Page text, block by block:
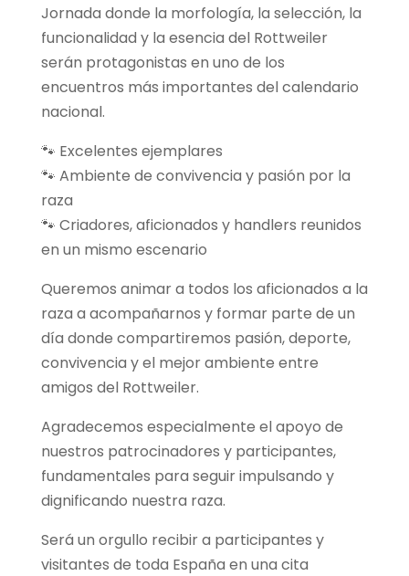
Jornada donde la morfología, la selección, la
funcionalidad y la esencia del Rottweiler
serán protagonistas en uno de los
encuentros más importantes del calendario
nacional.
🐾 Excelentes ejemplares
🐾 Ambiente de convivencia y pasión por la
raza
🐾 Criadores, aficionados y handlers reunidos
en un mismo escenario
Queremos animar a todos los aficionados a la
raza a acompañarnos y formar parte de un
día donde compartiremos pasión, deporte,
convivencia y el mejor ambiente entre
amigos del Rottweiler.
Agradecemos especialmente el apoyo de
nuestros patrocinadores y participantes,
fundamentales para seguir impulsando y
dignificando nuestra raza.
Será un orgullo recibir a participantes y
visitantes de toda España en una cita